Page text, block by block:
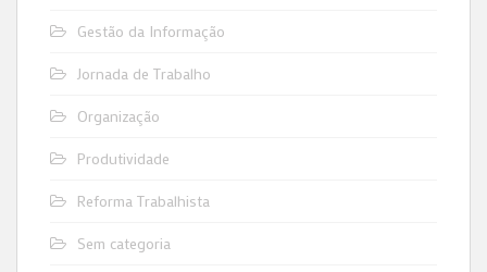
Gestão da Informação
Jornada de Trabalho
Organização
Produtividade
Reforma Trabalhista
Sem categoria